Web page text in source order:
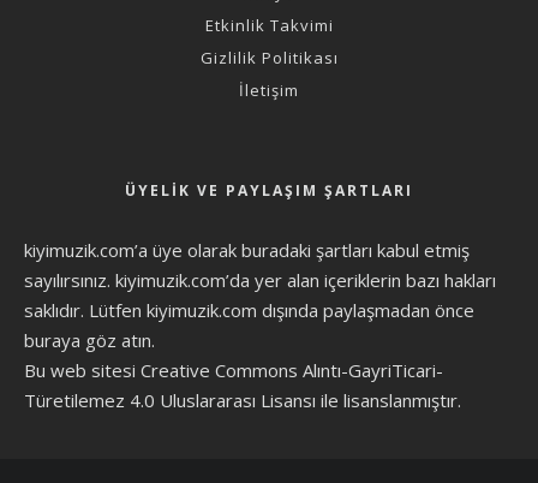
Etkinlik Takvimi
Gizlilik Politikası
İletişim
ÜYELIK VE PAYLAŞIM ŞARTLARI
kiyimuzik.com’a üye olarak buradaki şartları kabul etmiş
sayılırsınız. kiyimuzik.com’da yer alan içeriklerin bazı hakları
saklıdır. Lütfen kiyimuzik.com dışında paylaşmadan önce
buraya göz atın.
Bu web sitesi Creative Commons Alıntı-GayriTicari-
Türetilemez 4.0 Uluslararası Lisansı ile lisanslanmıştır.